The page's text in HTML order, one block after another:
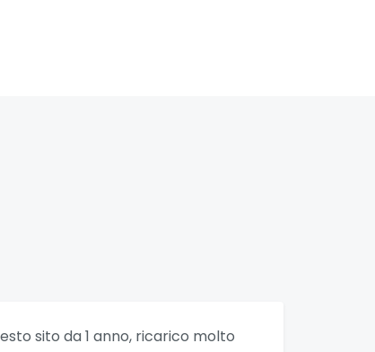
sito da 1 anno, ricarico molto